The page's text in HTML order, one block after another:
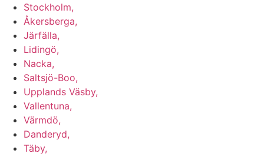
Stockholm,
Åkersberga,
Järfälla,
Lidingö,
Nacka,
Saltsjö-Boo,
Upplands Väsby,
Vallentuna,
Värmdö,
Danderyd,
Täby,